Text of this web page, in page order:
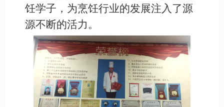
饪学子，为烹饪行业的发展注入了源
源不断的活力。